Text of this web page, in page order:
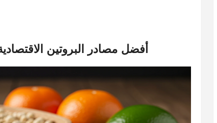
أفضل مصادر البروتين